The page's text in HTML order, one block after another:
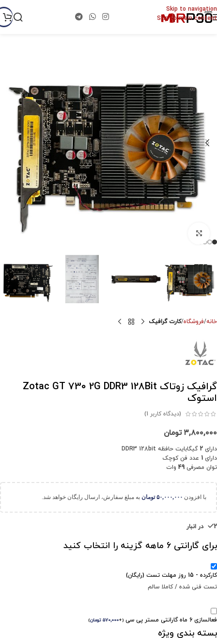
Skip to navigation
Skip to main content
خانه فروشگاه کارت گرافیک
گرافیک زوتاک Zotac GT 730 2G DDR3 128Bit
استوک
(دیدگاه کاربر 1
)
۳,۸۰۰,۰۰۰ تومان
دارای 2 گیگابایت حافظه DDR3 128bit
دارای 1 عدد فن کوچک
توان مصرفی 49 وات
با افزودن ۵۰,۰۰۰,۰۰۰ تومان به مبلغ سفارش، ارسال رایگان خواهد شد.
2 در انبار
برای گارانتی 6 ماهه گزینه را انتخاب کنید
کارکرده - 15 روز مهلت تست (رایگان)
تست فنی شده / کاملا سالم
فعالسازی 6 ماه گارانتی مستر پی سی (
+۵۷۰,۰۰۰ تومان)
بسته بندی ویژه